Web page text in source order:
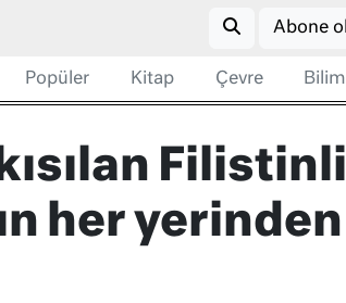
Abone ol
Popüler Kitap Çevre Bilim
Filistinli
her yerinden